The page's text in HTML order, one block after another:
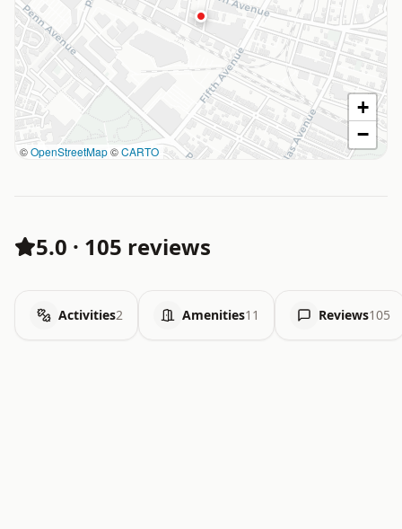
©OpenStreetMap©CARTO
+
−
5.0 · 105 reviews
Activities2 Amenities11 Reviews105